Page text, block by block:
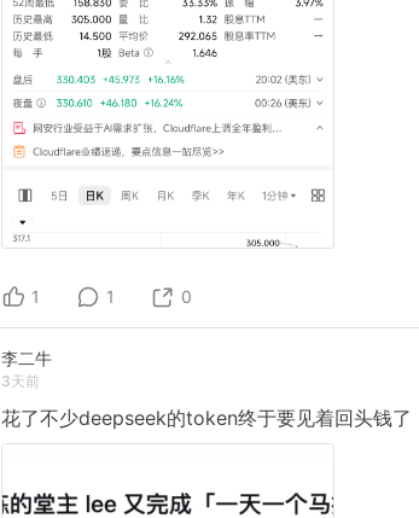
1 1 0
李二牛
3天前
花了不少deepseek的token终于要见着回头钱了